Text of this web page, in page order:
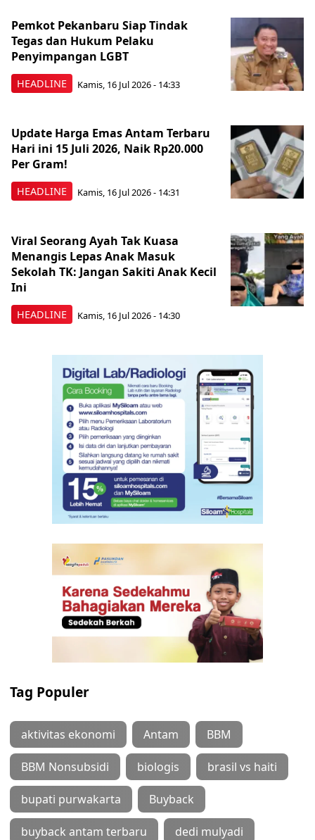
HEADLINE
Pemkot Pekanbaru Siap Tindak
Tegas dan Hukum Pelaku
Penyimpangan LGBT
Kamis, 16 Jul 2026 - 14:33
HEADLINE
Update Harga Emas Antam Terbaru
Hari ini 15 Juli 2026, Naik Rp20.000
Per Gram!
Kamis, 16 Jul 2026 - 14:31
HEADLINE
Viral Seorang Ayah Tak Kuasa
Menangis Lepas Anak Masuk
Sekolah TK: Jangan Sakiti Anak Kecil
Ini
Kamis, 16 Jul 2026 - 14:30
Tag Populer
aktivitas ekonomi Antam BBM
BBM Nonsubsidi biologis brasil vs haiti
bupati purwakarta Buyback
buyback antam terbaru dedi mulyadi